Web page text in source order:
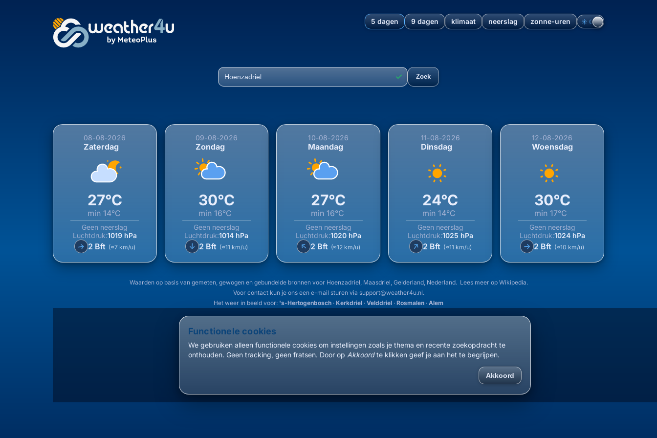
5 dagen 9 dagen klimaat neerslag zonne-uren ☀︎ ☾
5-daagse weersverwachting voor Hoenzadriel, Maasdriel, Gelderland,
✓ Zoek
08-08-2026
Zaterdag
27°C
min 14°C
Geen neerslag
Luchtdruk:1019 hPa
↑ 2 Bft (≈7 km/u)
09-08-2026
Zondag
30°C
min 16°C
Geen neerslag
Luchtdruk:1014 hPa
↑ 2 Bft (≈11 km/u)
10-08-2026
Maandag
27°C
min16°C
Geen neerslag
Luchtdruk:1020 hPa
↑2 Bft (≈12 km/u)
11-08-2026
Dinsdag
24°C
min14°C
Geen neerslag
Luchtdruk:1025 hPa
↑2 Bft (≈11 km/u)
12-08-2026
Woensdag
30°C
min 17°C
Geen neerslag
Luchtdruk:1024 hPa
↑ 2 Bft (≈10 km/u)
Waarden op basis van gemeten, gewogen en gebundelde bronnen voor Hoenzadriel, Maasdriel, Gelderland, Nederland. Lees meer op Wikipedia.
Voor contact kun je ons een e-mail sturen via support@weather4u.nl.
Het weer in beeld voor: 's-Hertogenbosch · Kerkdriel · Velddriel · Rosmalen · Alem
Functionele cookies
We gebruiken alleen functionele cookies om instellingen zoals je thema en recente zoekopdracht te
onthouden. Geen tracking, geen fratsen. Door op Akkoordte klikken geef je aan het te begrijpen.
Akkoord